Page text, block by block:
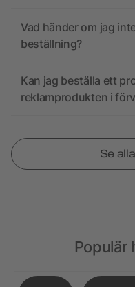
Vad händer om jag
beställning?
Kan jag beställa ett
reklamprodukten i
Se
Populär